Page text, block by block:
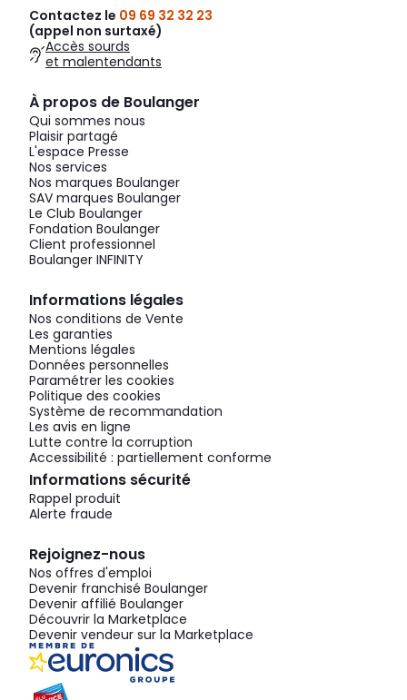
Contactez le 09 69 32 32 23
(appel non surtaxé)
Accès sourds
et malentendants
À propos de Boulanger
Qui sommes nous
Plaisir partagé
L'espace Presse
Nos services
Nos marques Boulanger
SAV marques Boulanger
Le Club Boulanger
Fondation Boulanger
Client professionnel
Boulanger INFINITY
Informations légales
Nos conditions de Vente
Les garanties
Mentions légales
Données personnelles
Paramétrer les cookies
Politique des cookies
Système de recommandation
Les avis en ligne
Lutte contre la corruption
Accessibilité : partiellement conforme
Informations sécurité
Rappel produit
Alerte fraude
Rejoignez-nous
Nos offres d'emploi
Devenir franchisé Boulanger
Devenir affilié Boulanger
Découvrir la Marketplace
Devenir vendeur sur la Marketplace